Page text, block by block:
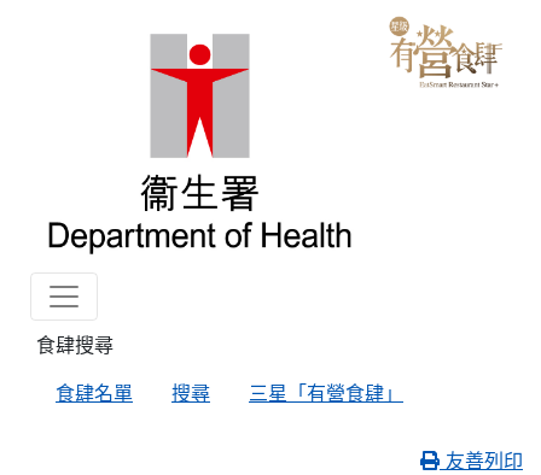
食肆搜尋
食肆名單
搜尋 三星「有營食肆」
友善列印